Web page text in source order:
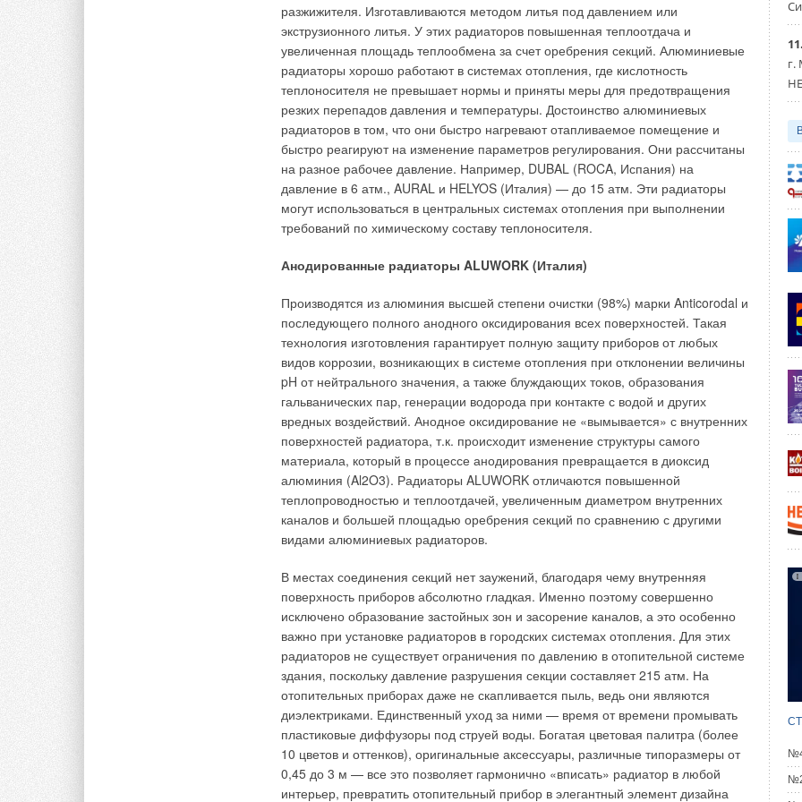
разжижителя. Изготавливаются методом литья под давлением или
экструзионного литья. У этих радиаторов повышенная теплоотдача и
увеличенная площадь теплообмена за счет оребрения секций. Алюминиевые
радиаторы хорошо работают в системах отопления, где кислотность
теплоносителя не превышает нормы и приняты меры для предотвращения
резких перепадов давления и температуры. Достоинство алюминиевых
радиаторов в том, что они быстро нагревают отапливаемое помещение и
быстро реагируют на изменение параметров регулирования. Они рассчитаны
на разное рабочее давление. Например, DUBAL (ROCA, Испания) на
давление в 6 атм., AURAL и HELYOS (Италия) — до 15 атм. Эти радиаторы
могут использоваться в центральных системах отопления при выполнении
требований по химическому составу теплоносителя.
Анодированные радиаторы ALUWORK (Италия)
Производятся из алюминия высшей степени очистки (98%) марки Anticorodal и
последующего полного анодного оксидирования всех поверхностей. Такая
технология изготовления гарантирует полную защиту приборов от любых
видов коррозии, возникающих в системе отопления при отклонении величины
pH от нейтрального значения, а также блуждающих токов, образования
гальванических пар, генерации водорода при контакте с водой и других
вредных воздействий. Анодное оксидирование не «вымывается» с внутренних
поверхностей радиатора, т.к. происходит изменение структуры самого
материала, который в процессе анодирования превращается в диоксид
алюминия (Al2O3). Радиаторы ALUWORK отличаются повышенной
теплопроводностью и теплоотдачей, увеличенным диаметром внутренних
каналов и большей площадью оребрения секций по сравнению с другими
видами алюминиевых радиаторов.
В местах соединения секций нет заужений, благодаря чему внутренняя
поверхность приборов абсолютно гладкая. Именно поэтому совершенно
исключено образование застойных зон и засорение каналов, а это особенно
важно при установке радиаторов в городских системах отопления. Для этих
радиаторов не существует ограничения по давлению в отопительной системе
здания, поскольку давление разрушения секции составляет 215 атм. На
отопительных приборах даже не скапливается пыль, ведь они являются
диэлектриками. Единственный уход за ними — время от времени промывать
пластиковые диффузоры под струей воды. Богатая цветовая палитра (более
10 цветов и оттенков), оригинальные аксессуары, различные типоразмеры от
0,45 до 3 м — все это позволяет гармонично «вписать» радиатор в любой
интерьер, превратить отопительный прибор в элегантный элемент дизайна
г.
порог конденсатообразования в стальном дымоходе
преодолевается за несколько минут, поэтому вредное действие
агрессивных веществ на стенки непродолжительно;
трубы не подвержены разрушению изнутри, так как не впитывают
продукты сгорания;
сравнительно небольшой вес стальных дымоходов;
большое разнообразие фасонных модулей позволяет
монтировать дымоходы любой конфигурации;
возможность монтажа в уже построенном доме;
привлекательный внешний вид.
При этом следует отметить, что правильный монтаж дымохода может
выполнить только профессионал своего дела.
Читайте так же по теме:
Исследование рынка дымоходов из нержавеющей
стали
ЖУРНАЛ СОК ИЮЛЬ 2005
→ Дымоходы для газового оборудования
ЖУРНАЛ СОК ФЕВРАЛЬ 2003
Инверторные накопительные водонагреватели Royal Thermo: чем отличаются
три серии
ЖУРНАЛ СОК АВГУСТ 2026
→ Об утилизации тепловых отходов
ЖУРНАЛ СОК ИЮНЬ 2026
→
Совершенствование отопительно-вентиляционных систем коррекцией
процессов регулирования
ЖУРНАЛ СОК ИЮНЬ 2026
Уведомления отключены
Добавить комментарий
Ваш E-mail *
деструкции при повышенных температурах, уточнить методики определения
долговечности, обосновать длительную теплостойкость и долговечность ППЭ и
определить области его применения.
В соответствии с принятой методикой испытаний, используемой для
пенополиэтиленов “Изолон”, “Вилатерм”, “Энергофлекс” и рядом других,
испытанных ранее НИИМосстроем, проводилось определение плотности,
влагопоглощения (по объему за 24 часа), прочность на растяжение и
относительного удлинения при разрыве, тепловой усадки (в продольном
направлении) в ходе выдержки при заданной температуре, снимались
термограммы партий испытанного материала (ДТА) и определялся
коэффициент теплопроводности, главная характеристика теплоизоляционного
сравниваемости данных серий испытаний применялся метод с
использованием теплового стенда (стр.58) голландской фирмы “Селмерс”,
включающий обогреваемую прокачиваемой кремнийорганической жидкостью
трубу, температура поверхности которой поддерживается на заданном уровне
автоматическим регулирующим устройством. На трубе устанавливались и
закреплялись полосы испытуемого ППЭ (200х300х10 мм, 3 образца-близнеца).
Замерив толщину теплоизоляции s, определив температуру Тп поверхности
изоляции и Тт — температуру поверхности трубы, а также определив с
помощью тепломера величину теплопотерь q на поверхности изоляции можно
рассчитать коэффициент теплопроводности l по формуле где • s — толщина в
м; • q — теплопотери в вт/м2; • ТТ — температура трубы в °С; • ТИ —
температура изоляции, °С.
одновременно все величины коэффициентов теплопроводности. В ходе
ускоренных испытаний ППЭ партии образцов выдерживались в течении до
1000 и 1750 часов (2,5 месяца) в пяти термостатах, где поддерживалась
температура 60, 70, 80, 90 и 100°С. Результаты проведенных испытаний
представлены в таблице. Как видно, плотность ППЭ в ходе испытаний заметно
возрастает, увеличиваясь на 5–10% после выдержки при 60–70°С в
рекомендуемой области применения и на 30–50% после выдержки при
80÷100°С в области допускаемого кратковременного повышения температур.
Происходит некоторая осадка и уплотнение материала, причем за счет этого
фактора коэффициент теплопроводности может не ухудшаться, так как
наименьшая его величина достигается не при минимальной (20–30 кг/м3), а
при несколько более высокой плотности.